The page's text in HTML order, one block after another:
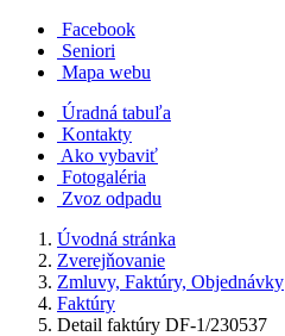
Facebook
Seniori
Mapa webu
Úradná tabuľa
Kontakty
Ako vybaviť
Fotogaléria
Zvoz odpadu
Úvodná stránka
Zverejňovanie
Zmluvy, Faktúry, Objednávky
Faktúry
Detail faktúry DF-1/230537